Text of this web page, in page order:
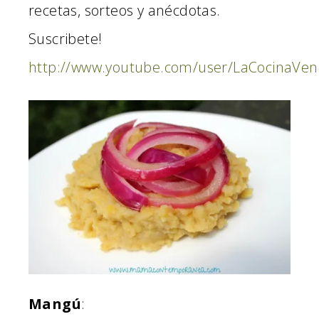
recetas, sorteos y anécdotas.
Suscribete!
http://www.youtube.com/user/
Mangú: